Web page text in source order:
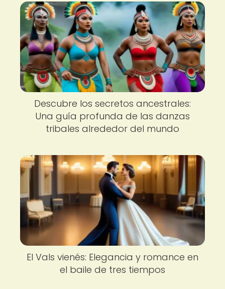
Descubre los secretos ancestrales:
Una guía profunda de las danzas
tribales alrededor del mundo
El Vals vienés: Elegancia y romance en
el baile de tres tiempos